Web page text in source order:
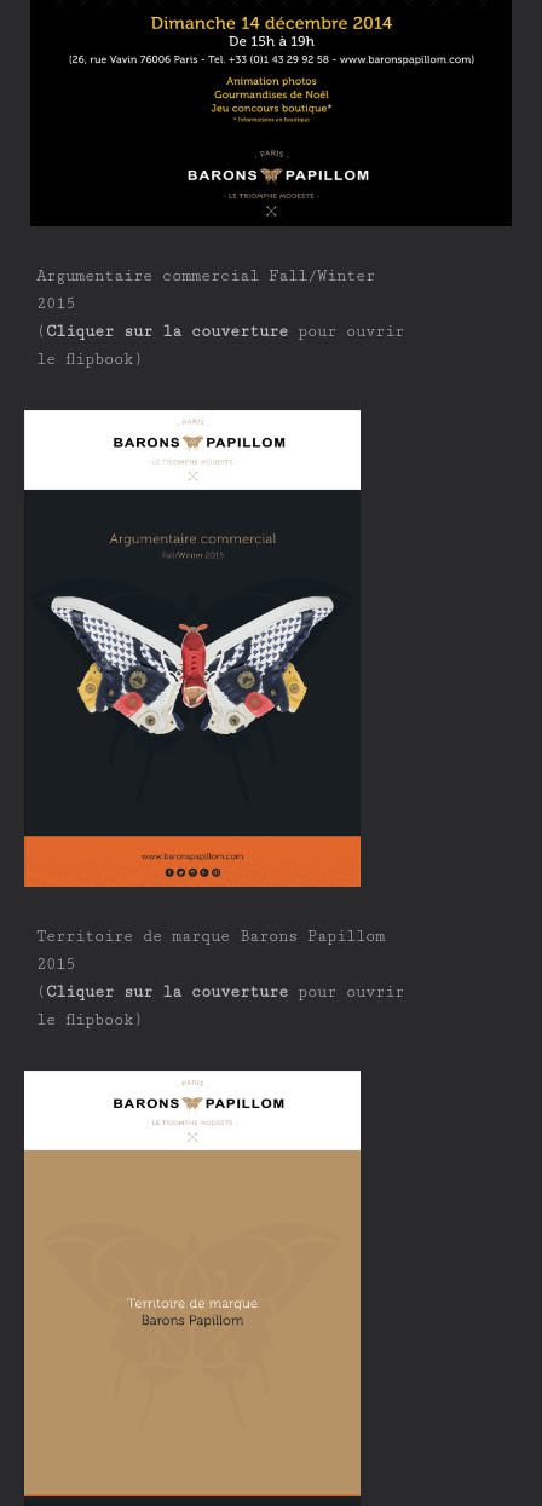
Argumentaire commercial Fall/Winter
2015
( Cliquer sur la couverture pour ouvrir
le flipbook)
Territoire de marque Barons Papillom
2015
( Cliquer sur la couverture pour ouvrir
le flipbook)